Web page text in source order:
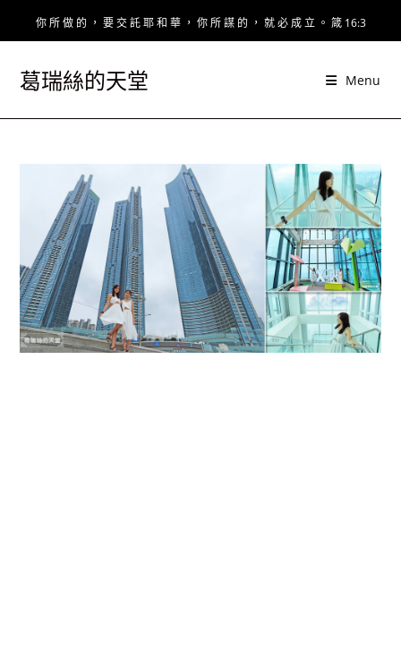
你 所 做 的 ， 要 交 託 耶 和 華 ， 你 所 謀 的 ， 就 必 成 立 。 箴 16:3
葛瑞絲的天堂 Menu